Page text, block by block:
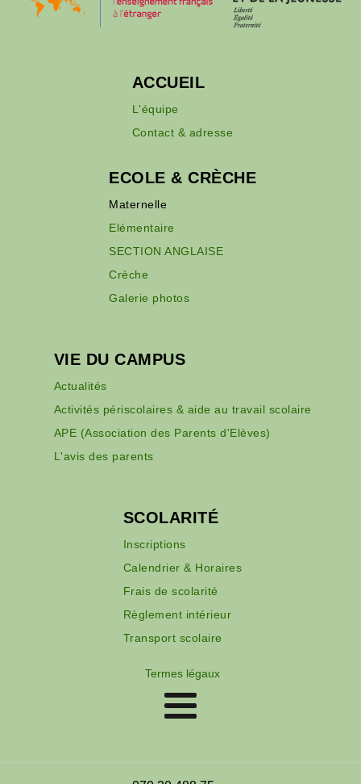
ACCUEIL
L'équipe
Contact & adresse
ECOLE & CRÈCHE
Maternelle
Elémentaire
SECTION ANGLAISE
Crèche
Galerie photos
VIE DU CAMPUS
Actualités
Activités périscolaires & aide au travail scolaire
APE (Association des Parents d'Elèves)
L'avis des parents
SCOLARITÉ
Inscriptions
Calendrier & Horaires
Frais de scolarité
Règlement intérieur
Transport scolaire
Termes légaux